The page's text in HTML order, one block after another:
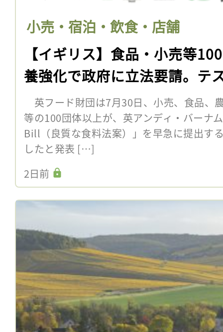
小売・宿泊・飲食・店舗
【イギリス】食品・小売等
養強化で政府に立法要請。テ
英フード財団は7月30日、小売、食品、
等の100団体以上が、英アンディ・バーナ
Bill（良質な食料法案）」を早急に提出す
したと発表 […]
2日前